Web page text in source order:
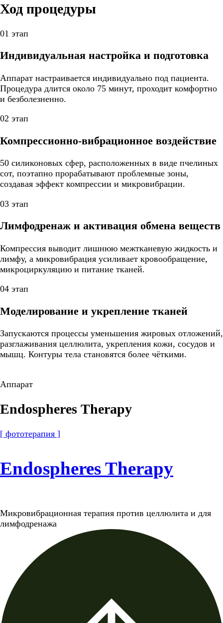
Ход процедуры
01 этап
Индивидуальная настройка и подготовка
Аппарат настраивается индивидуально под пациента.
Процедура длится около 75 минут, проходит комфортно
и безболезненно.
02 этап
Компрессионно-вибрационное воздействие
50 силиконовых сфер, расположенных в виде пчелиных
сот, поэтапно прорабатывают проблемные зоны,
создавая эффект компрессии и микровибрации.
03 этап
Лимфодренаж и активация обмена веществ
Компрессия выводит лишнюю межтканевую жидкость и
лимфу, а микровибрация усиливает кровообращение,
микроциркуляцию и питание тканей.
04 этап
Моделирование и укрепление тканей
Запускаются процессы уменьшения жировых отложений,
разглаживания целлюлита, укрепления кожи, сосудов и
мышц. Контуры тела становятся более чёткими.
Аппарат
Endospheres Therapy
[ фототерапия ]
Endospheres Therapy
Микровибрационная терапия против целлюлита и для
лимфодренажа